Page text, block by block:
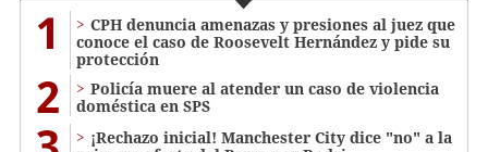
1
CPH denuncia amenazas y presiones al juez que
conoce el caso de Roosevelt Hernández y pide su
protección
2
Policía muere al atender un caso de violencia
doméstica en SPS
¡Rechazo inicial! Manchester City dice "no" a la